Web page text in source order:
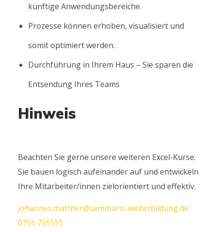
künftige Anwendungsbereiche.
Prozesse können erhoben, visualisiert und
somit optimiert werden.
Durchführung in Ihrem Haus – Sie sparen die
Entsendung Ihres Teams
Hinweis
Beachten Sie gerne unsere weiteren Excel-Kurse.
Sie bauen logisch aufeinander auf und entwickeln
Ihre Mitarbeiter/innen zielorientiert und effektiv.
johannes.mattner@seminaris-weiterbildung.de
0355 735555